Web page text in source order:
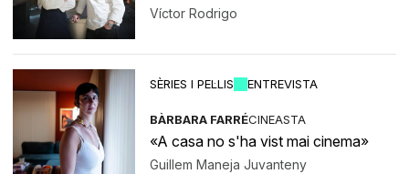
Víctor Rodrigo
SÈRIES I PEL·LIS ENTREVISTA
BÀRBARA FARRÉCINEASTA
«A casa no s'ha vist mai cinema»
Guillem Maneja Juvanteny